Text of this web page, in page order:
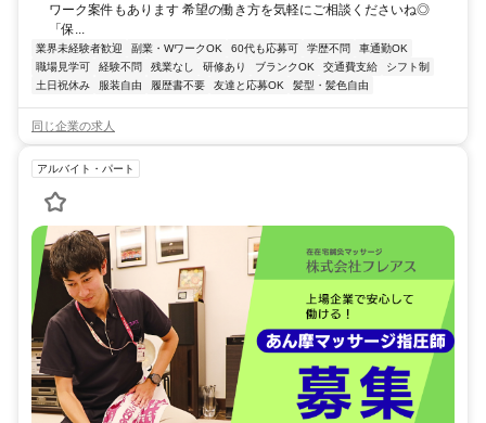
ワーク案件もあります 希望の働き方を気軽にご相談くださいね◎
「保...
業界未経験者歓迎 副業・WワークOK 60代も応募可 学歴不問
車通勤OK
職場見学可
経験不問 残業なし 研修あり ブランクOK 交通費支給
シフト制
土日祝休み
服装自由 履歴書不要 友達と応募OK 髪型・髪色自由
同じ企業の求人
アルバイト・パート